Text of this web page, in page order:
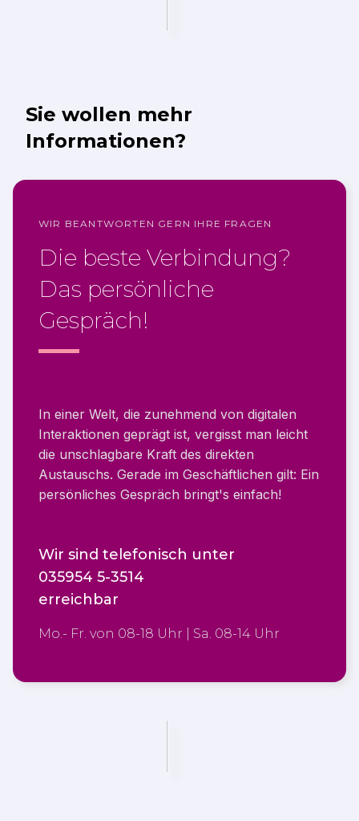
Sie wollen mehr
Informationen?
WIR BEANTWORTEN GERN IHRE FRAGEN
Die beste Verbindung?
Das persönliche
Gespräch!
In einer Welt, die zunehmend von digitalen
Interaktionen geprägt ist, vergisst man leicht
die unschlagbare Kraft des direkten
Austauschs. Gerade im Geschäftlichen gilt: Ein
persönliches Gespräch bringt's einfach!
Wir sind telefonisch unter
035954 5-3514
erreichbar
Mo.- Fr. von 08-18 Uhr | Sa. 08-14 Uhr